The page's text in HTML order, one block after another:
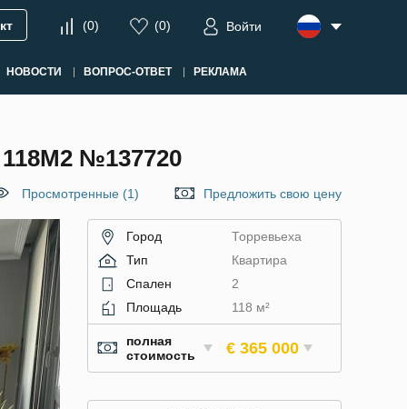
(0) (0) Войти
НОВОСТИ ВОПРОС-ОТВЕТ РЕКЛАМА
№137720
Просмотренные (1) Предложить свою цену
Город
Торревьеха
Тип
Квартира
Спален
2
Площадь
118 м²
полная
стоимость
€ 365 000